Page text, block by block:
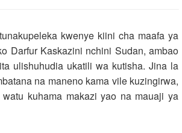
kwenye kiini cha maafa ya
Darfur Kaskazini nchini Sudan, ambao
ulishuhudia ukatili wa kutisha. Jina la
na maneno kama vile kuzingirwa,
kuhama makazi yao na mauaji ya